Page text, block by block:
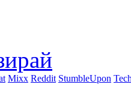
Mixx Reddit StumbleUpon